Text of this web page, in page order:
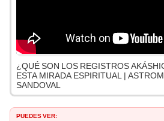
¿QUÉ SON LOS REGISTROS
ESTA MIRADA ESPIRITUAL |
SANDOVAL
PUEDES VER: